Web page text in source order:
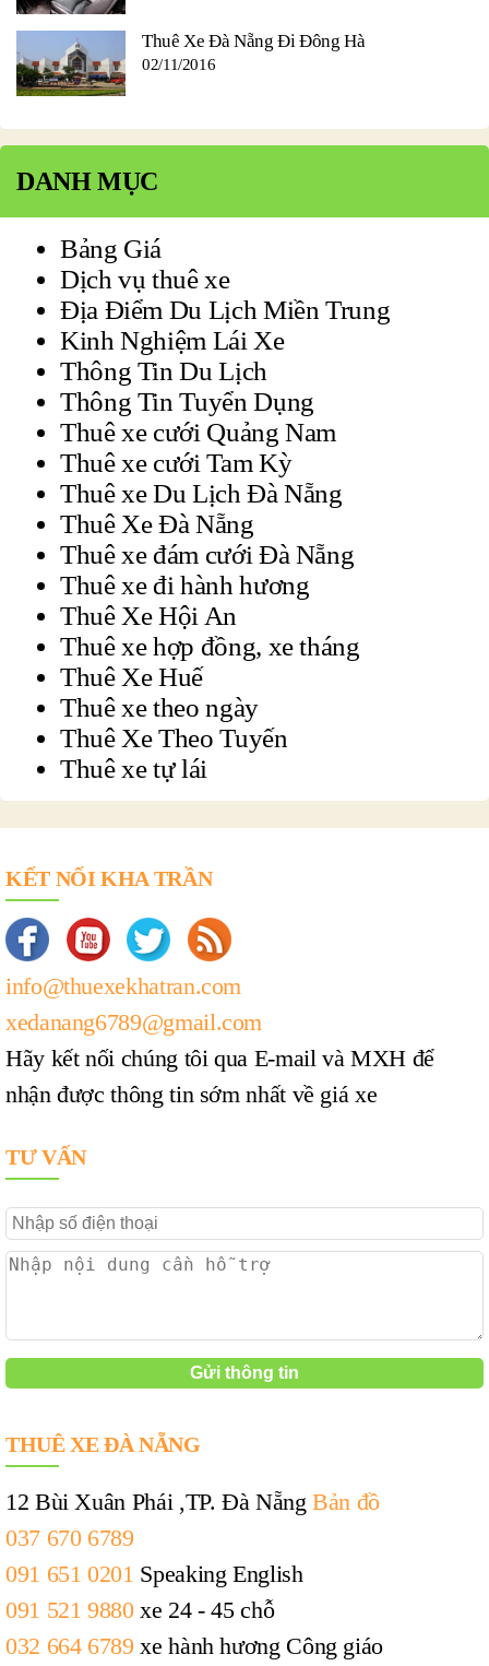
Thuê Xe Đà Nẵng Đi Đông Hà
02/11/2016
DANH MỤC
Bảng Giá
Dịch vụ thuê xe
Địa Điểm Du Lịch Miền Trung
Kinh Nghiệm Lái Xe
Thông Tin Du Lịch
Thông Tin Tuyển Dụng
Thuê xe cưới Quảng Nam
Thuê xe cưới Tam Kỳ
Thuê xe Du Lịch Đà Nẵng
Thuê Xe Đà Nẵng
Thuê xe đám cưới Đà Nẵng
Thuê xe đi hành hương
Thuê Xe Hội An
Thuê xe hợp đồng, xe tháng
Thuê Xe Huế
Thuê xe theo ngày
Thuê Xe Theo Tuyến
Thuê xe tự lái
KẾT NỐI KHA TRẦN
info@thuexekhatran.com
xedanang6789@gmail.com
Hãy kết nối chúng tôi qua E-mail và MXH để
nhận được thông tin sớm nhất về giá xe
TƯ VẤN
THUÊ XE ĐÀ NẴNG
12 Bùi Xuân Phái ,TP. Đà NẵngBản đồ
037 670 6789
091 651 0201 Speaking English
091 521 9880xe 24 - 45 chỗ
032 664 6789 xe hành hương Công giáo